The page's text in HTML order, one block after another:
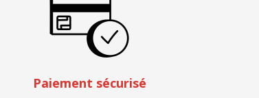
Paiement sécurisé